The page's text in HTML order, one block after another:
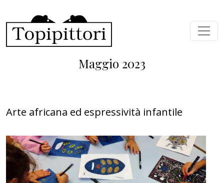
Maggio 2023
Arte africana ed espressività infantile